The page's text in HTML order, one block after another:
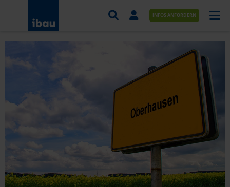
AUFTRÄGE NACH BRANCHE
AUFTRÄGE NACH ORT
SERVICES UND LEISTUNGEN
AKADEMIE
ÜBER UNS
KONTAKT
INFOS ANFORDERN